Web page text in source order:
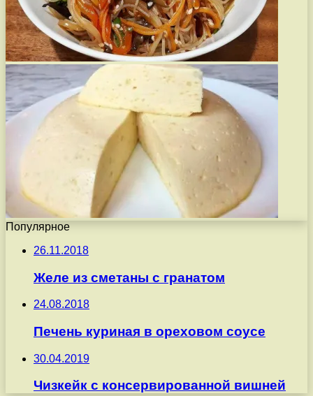
Популярное
26.11.2018
Желе из сметаны с гранатом
24.08.2018
Печень куриная в ореховом соусе
30.04.2019
Чизкейк с консервированной вишней